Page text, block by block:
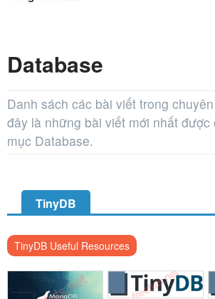
Database
Danh sách các bài viết trong
đây là những bài viết mới nhất được
mục Database.
TinyDB
TinyDB Useful Resources